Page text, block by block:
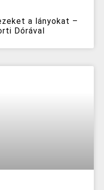
a lányokat –
Dórával